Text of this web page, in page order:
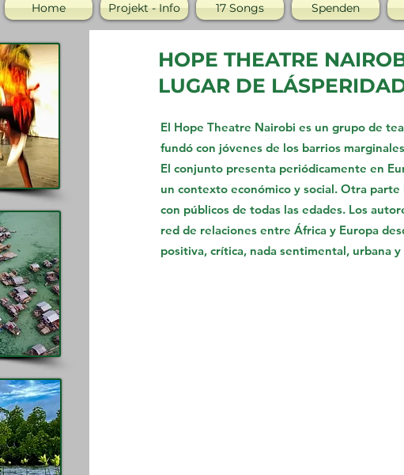
Home Projekt - Info 17 Songs Spenden
HOPE THEATRE
LUGAR DE
El Hope Theatre Nairobi es un grupo de
fundó con jóvenes de los barrios
El conjunto presenta periódicamente en
un contexto económico y social. Otra
con públicos de todas las edades. Los
red de relaciones entre África y Europa
positiva, crítica, nada sentimental, urbana